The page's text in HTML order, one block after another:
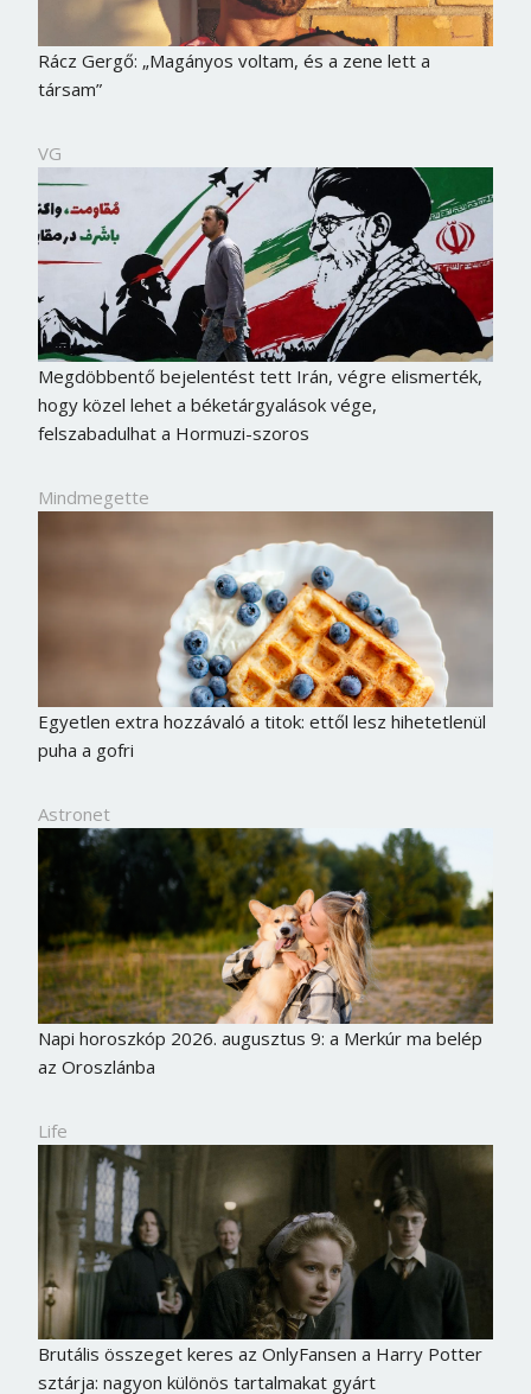
Rácz Gergő: „Magányos voltam, és a zene lett a
társam”
VG
Megdöbbentő bejelentést tett Irán, végre elismerték,
hogy közel lehet a béketárgyalások vége,
felszabadulhat a Hormuzi-szoros
Mindmegette
Egyetlen extra hozzávaló a titok: ettől lesz hihetetlenül
puha a gofri
Astronet
Napi horoszkóp 2026. augusztus 9: a Merkúr ma belép
az Oroszlánba
Life
Brutális összeget keres az OnlyFansen a Harry Potter
sztárja: nagyon különös tartalmakat gyárt